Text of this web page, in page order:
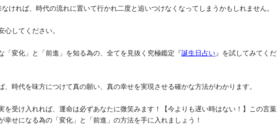
なければ、時代の流れに置いて行かれ二度と追いつけなくなってしまうかもしれません。
心してください。
「変化」と「前進」を知る為の、全てを見抜く究極鑑定『誕生日占い 』を試してみてくだ
、時代を味方につけて真の願い、真の幸せを実現させる確かな方法がわかります。
を受け入れれば、運命は必ずあなたに微笑みます！【今よりも遅い時はない！】この言葉
幸せになる為の「変化」と「前進」の方法を手に入れましょう！